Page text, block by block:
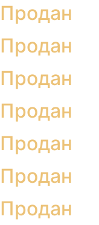
Продан
Продан
Продан
Продан
Продан
Продан
Продан